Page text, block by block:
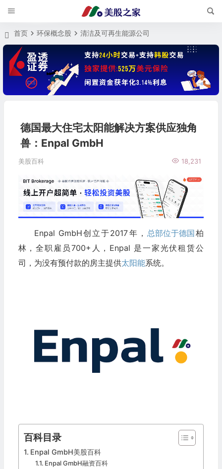
首页 环保概念股 清洁及可再生能源公司
德国最大住宅太阳能解决方案供应独角
兽：Enpal GmbH
美股百科 18,231
Enpal GmbH创立于2017年， 总部位于德国柏
林，全职雇员700+人，Enpal 是一家光伏租赁公
司，为没有预付款的房主提供太阳能系统。
百科目录
Enpal GmbH美股百科
Enpal GmbH融资百科